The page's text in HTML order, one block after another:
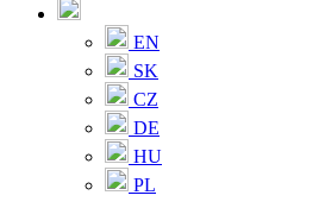
EN
SK
CZ
DE
HU
PL